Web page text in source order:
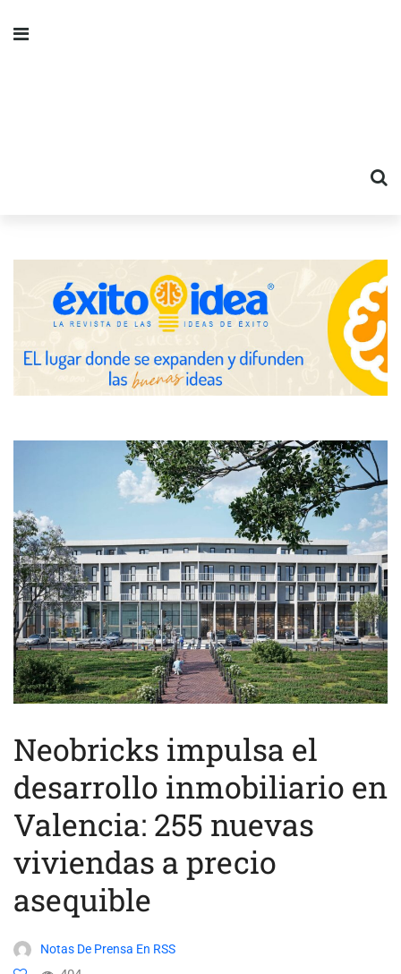
Neobricks impulsa el
desarrollo inmobiliario en
Valencia: 255 nuevas
viviendas a precio
asequible
Notas De Prensa En RSS